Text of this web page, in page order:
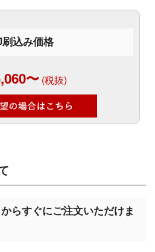
刷込み価格
〜 (税抜)
らすぐにご注文いただけま